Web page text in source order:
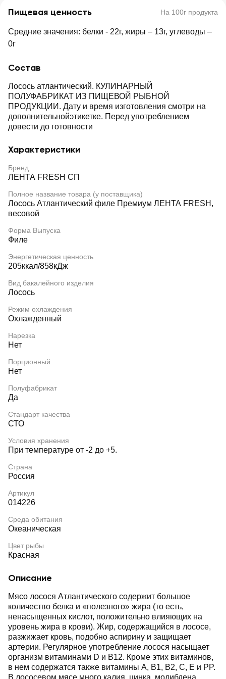
Пищевая ценность На 100г продукта
Средние значения: белки - 22г, жиры – 13г, углеводы –
0г
Состав
Лосось атлантический. КУЛИНАРНЫЙ
ПОЛУФАБРИКАТ ИЗ ПИЩЕВОЙ РЫБНОЙ
ПРОДУКЦИИ. Дату и время изготовления смотри на
дополнительнойэтикетке. Перед употреблением
довести до готовности
Характеристики
Бренд
ЛЕНТА FRESH СП
Полное название товара (у поставщика)
Лосось Атлантический филе Премиум ЛЕНТА FRESH,
весовой
Форма Выпуска
Филе
Энергетическая ценность
205ккал/858кДж
Вид бакалейного изделия
Лосось
Режим охлаждения
Охлажденный
Нарезка
Нет
Порционный
Нет
Полуфабрикат
Да
Стандарт качества
СТО
Условия хранения
При температуре от -2 до +5.
Страна
Россия
Артикул
014226
Среда обитания
Океаническая
Цвет рыбы
Красная
Описание
Мясо лосося Атлантического содержит большое
количество белка и «полезного» жира (то есть,
ненасыщенных кислот, положительно влияющих на
уровень жира в крови). Жир, содержащийся в лососе,
разжижает кровь, подобно аспирину и защищает
артерии. Регулярное употребление лосося насыщает
организм витаминами D и B12. Кроме этих витаминов,
в нем содержатся также витамины A, B1, B2, C, E и PP.
В лососевом мясе много калия, цинка, молибдена,